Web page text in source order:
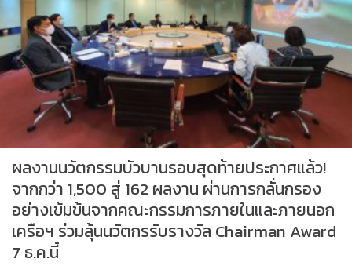
ผลงานนวัตกรรมบัวบานรอบสุดท้ายประกาศแล้ว!
จากกว่า 1,500 สู่ 162 ผลงาน ผ่านการกลั่นกรอง
อย่างเข้มข้นจากคณะกรรมการภายในและภายนอก
เครือฯ ร่วมลุ้นนวัตกรรับรางวัล Chairman Award
7 ธ.ค.นี้